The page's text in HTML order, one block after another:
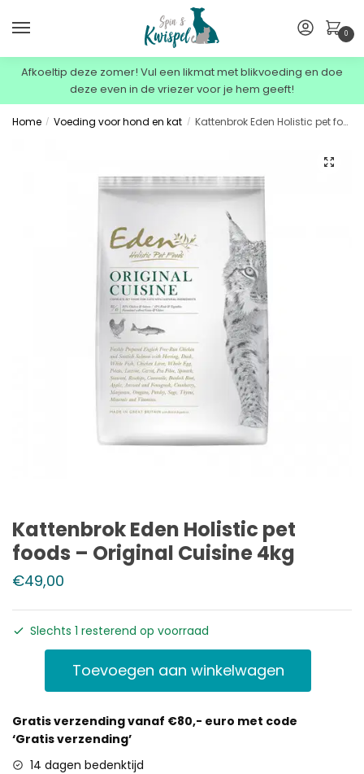
0
Afkoeltip deze zomer! Vul een likmat met blikvoeding en doe
deze even in de vriezer voor je hem geeft!
Home / Voeding voor hond en kat / Kattenbrok Eden Holistic pet foods – Original Cuisine 4kg
Kattenbrok Eden Holistic pet
foods – Original Cuisine 4kg
€49,00
Slechts 1 resterend op voorraad
Toevoegen aan winkelwagen
Gratis verzending vanaf €80,- euro met code
‘Gratis verzending’
14 dagen bedenktijd